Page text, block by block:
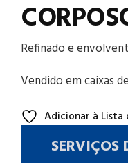
Refinado e
Vendido em caixas
Adicionar à Lista
SERVIÇOS